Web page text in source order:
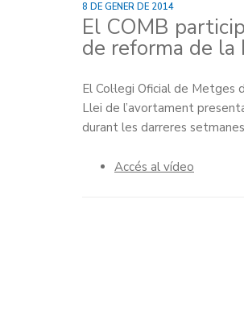
8 DE GENER DE 2014
El COMB
de reforma de
El Col·legi Oficial de
Llei de l’avortament
durant les darreres
Accés al vídeo